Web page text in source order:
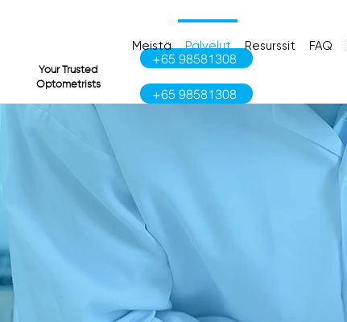
Your Trusted
Optometrists
+65 98581308
+65 98581308
Meistä Palvelut Resurssit FAQ